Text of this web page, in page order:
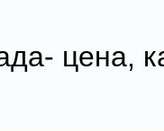
цена,